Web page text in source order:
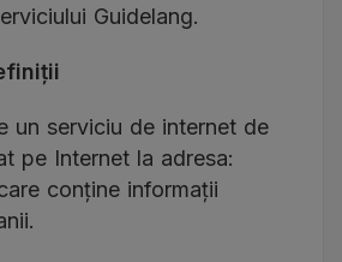
Guidelang.
un serviciu de internet de
pe Internet la adresa:
conține informații